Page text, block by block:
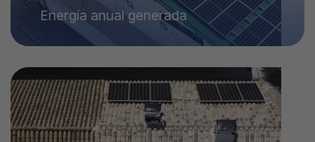
Energía anual generada